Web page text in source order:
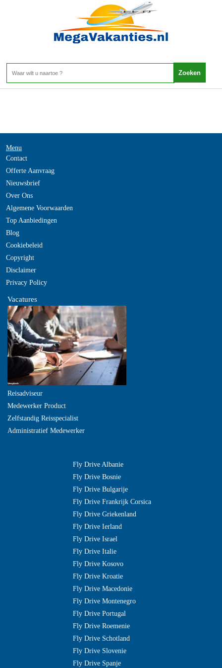
Home>
Menu
Contact
Offerte Aanvraag
Nieuwsbrief
Over Ons
Algemene Voorwaarden
Top Aanbiedingen
Blog
Cookiebeleid
Copyright
Disclaimer
Privacy Policy
Vacatures
Reisadviseur
Medewerker Product
Zelfstandig Reisspecialist
Administratief Medewerker
Fly Drive Albanie
Fly Drive Bosnie
Fly Drive Bulgarije
Fly Drive Frankrijk Corsica
Fly Drive Griekenland
Fly Drive Ierland
Fly Drive Israel
Fly Drive Italie
Fly Drive Kosovo
Fly Drive Kroatie
Fly Drive Macedonie
Fly Drive Montenegro
Fly Drive Portugal
Fly Drive Roemenie
Fly Drive Schotland
Fly Drive Slovenie
Fly Drive Spanje